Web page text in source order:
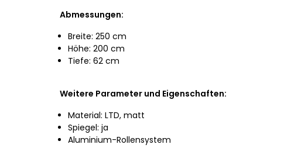
Abmessungen:
Breite: 250 cm
Höhe: 200 cm
Tiefe: 62 cm
Weitere Parameter und Eigenschaften:
Material: LTD, matt
Spiegel: ja
Aluminium-Rollensystem